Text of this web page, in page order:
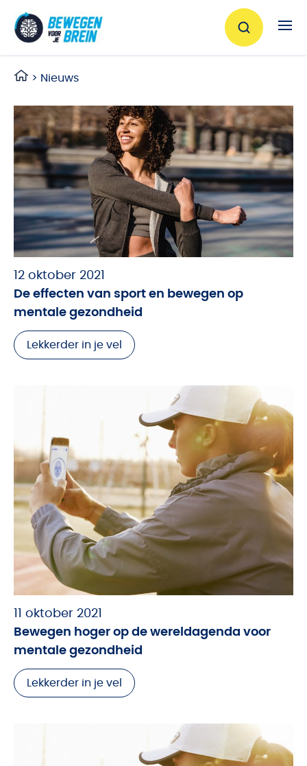
> Nieuws
12 oktober 2021
De effecten van sport en bewegen op
mentale gezondheid
Lekkerder in je vel
11 oktober 2021
Bewegen hoger op de wereldagenda voor
mentale gezondheid
Lekkerder in je vel